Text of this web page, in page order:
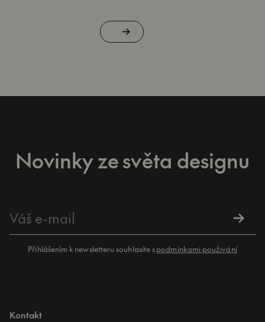
Novinky ze světa designu
Přihlášením k newsletteru souhlasíte spodmínkami použivání
Kontakt